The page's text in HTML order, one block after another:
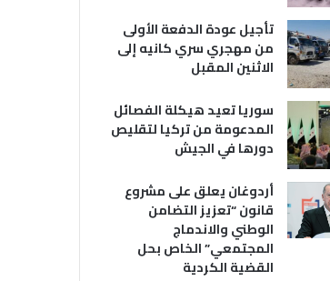
تأجيل عودة الدفعة الأولى
من مهجري سري كانيه إلى
الاثنين المقبل
سوريا تعيد هيكلة الفصائل
المدعومة من تركيا لتقليص
دورها في الجيش
أردوغان يعلق على مشروع
قانون “تعزيز التضامن
الوطني والاندماج
المجتمعي” الخاص بحل
القضية الكردية